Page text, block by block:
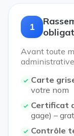
1
Avant toute
Carte
votre nom
Certificat
gage) –
Contrôle